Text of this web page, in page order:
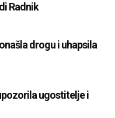
Radnik
drogu i uhapsila
ugostitelje i